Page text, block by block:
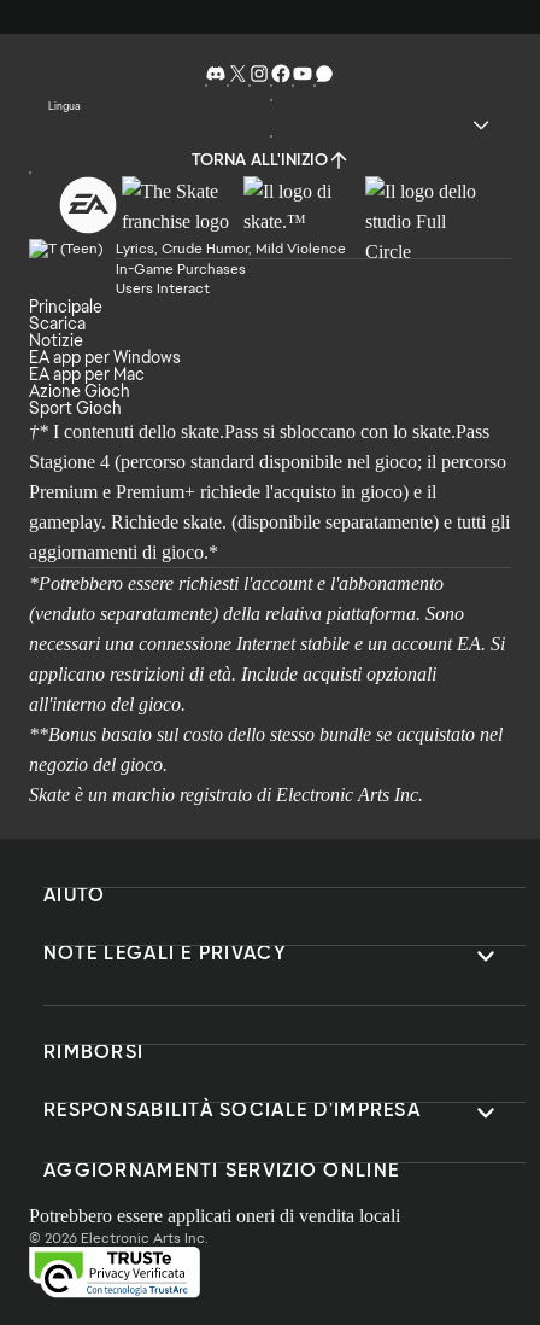
Lingua
TORNA ALL'INIZIO
Lyrics, Crude Humor, Mild Violence
In-Game Purchases
Users Interact
Principale
Scarica
Notizie
EA app per Windows
EA app per Mac
Azione Gioch
Sport Gioch
†* I contenuti dello skate.Pass si sbloccano con lo skate.Pass
Stagione 4 (percorso standard disponibile nel gioco; il percorso
Premium e Premium+ richiede l'acquisto in gioco) e il
gameplay. Richiede skate. (disponibile separatamente) e tutti gli
aggiornamenti di gioco.*
*Potrebbero essere richiesti l'account e l'abbonamento
(venduto separatamente) della relativa piattaforma. Sono
necessari una connessione Internet stabile e un account EA. Si
applicano restrizioni di età. Include acquisti opzionali
all'interno del gioco.
**Bonus basato sul costo dello stesso bundle se acquistato nel
negozio del gioco.
Skate è un marchio registrato di Electronic Arts Inc.
AIUTO
NOTE LEGALI E PRIVACY
RIMBORSI
RESPONSABILITÀ SOCIALE D'IMPRESA
AGGIORNAMENTI SERVIZIO ONLINE
Potrebbero essere applicati oneri di vendita locali
© 2026 Electronic Arts Inc.